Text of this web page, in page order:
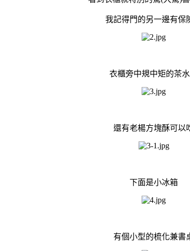
我記得門的另一邊有保
衣櫃旁中規中矩的茶
還有老楊方塊酥可以
下面是小冰箱
有個小型的梳化兼書